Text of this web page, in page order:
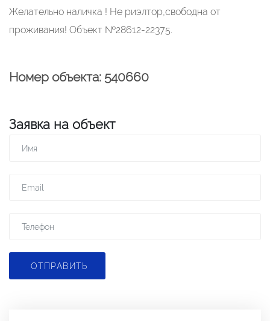
Желательно наличка ! Не риэлтор,свободна от
проживания! Объект №28612-22375.
Номер объекта: 540660
Заявка на объект
ОТПРАВИТЬ